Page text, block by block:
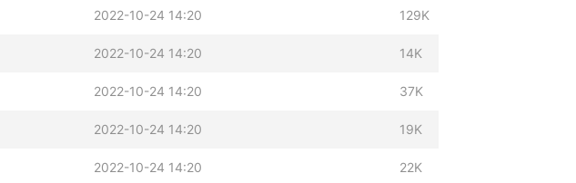
2022-10-24 14:20 129K
2022-10-24 14:20 14K
2022-10-24 14:20 37K
2022-10-24 14:20 19K
2022-10-24 14:20 22K